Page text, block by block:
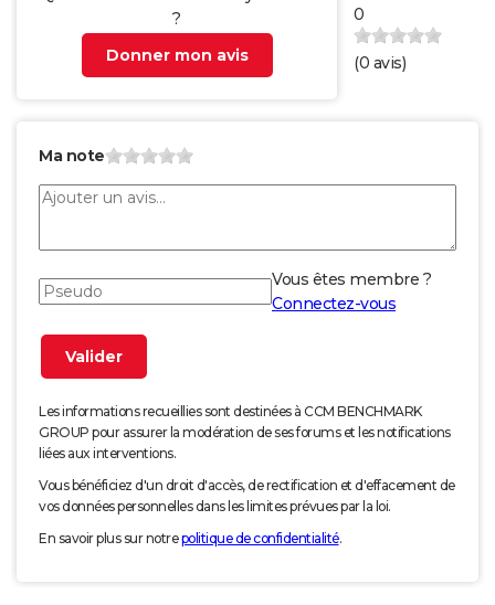
?
Donner mon avis
0
(0 avis)
Ma note
Vous êtes membre ?
Connectez-vous
Les informations recueillies sont destinées à CCM BENCHMARK
GROUP pour assurer la modération de ses forums et les notifications
liées aux interventions.
Vous bénéficiez d'un droit d'accès, de rectification et d'effacement de
vos données personnelles dans les limites prévues par la loi.
En savoir plus sur notrepolitique de confidentialité.